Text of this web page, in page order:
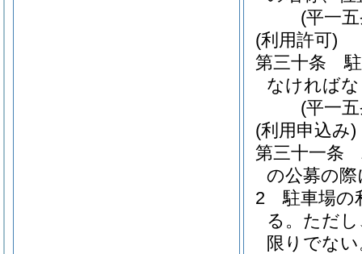
(平一
(利用許可)
第三十条
なければ
(平一
(利用申込み)
第三十一条
の公募の
2
駐車場の
る。 ただ
限りでな